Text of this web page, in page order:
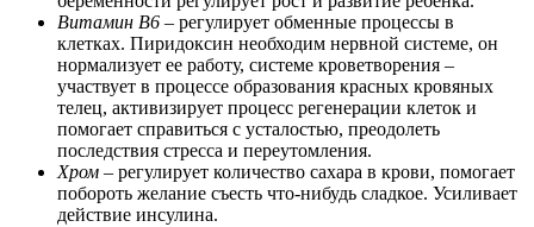
Витамин В6 – регулирует обменные процессы в
клетках. Пиридоксин необходим нервной системе, он
нормализует ее работу, системе кроветворения –
участвует в процессе образования красных кровяных
телец, активизирует процесс регенерации клеток и
помогает справиться с усталостью, преодолеть
последствия стресса и переутомления.
Хром – регулирует количество сахара в крови, помогает
побороть желание съесть что-нибудь сладкое. Усиливает
действие инсулина.